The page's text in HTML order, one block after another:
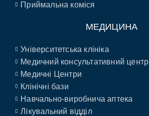
Приймальна коміся
МЕДИЦИНА
Університетська клініка
Медичний консультативний центр
Медичні Центри
Клінічні бази
Навчально-виробнича аптека
Лікувальний відділ